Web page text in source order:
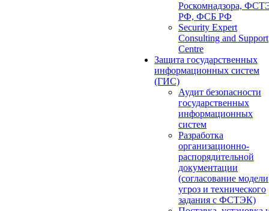
Роскомнадзора,
РФ, ФСБ РФ
Security Expert
Consulting and Support
Centre
Защита государственных
информационных систем
(ГИС)
Аудит безопасности
государственных
информационных
систем
Разработка
организационно-
распорядительной
документации
(согласование модели
угроз и технического
задания с ФСТЭК)